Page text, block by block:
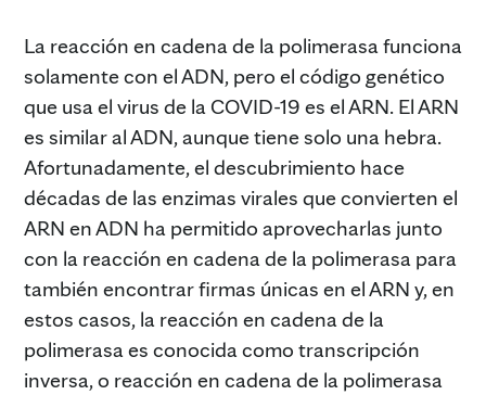
La reacción en cadena de la polimerasa funciona
solamente con el ADN, pero el código genético
que usa el virus de la COVID-19 es el ARN. El ARN
es similar al ADN, aunque tiene solo una hebra.
Afortunadamente, el descubrimiento hace
décadas de las enzimas virales que convierten el
ARN en ADN ha permitido aprovecharlas junto
con la reacción en cadena de la polimerasa para
también encontrar firmas únicas en el ARN y, en
estos casos, la reacción en cadena de la
polimerasa es conocida como transcripción
inversa, o reacción en cadena de la polimerasa